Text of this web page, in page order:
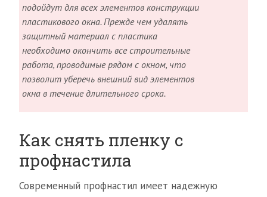
подойдут для всех элементов конструкции
пластикового окна. Прежде чем удалять
защитный материал с пластика
необходимо окончить все строительные
работа, проводимые рядом с окном, что
позволит уберечь внешний вид элементов
окна в течение длительного срока.
Как снять пленку с
профнастила
Современный профнастил имеет надежную